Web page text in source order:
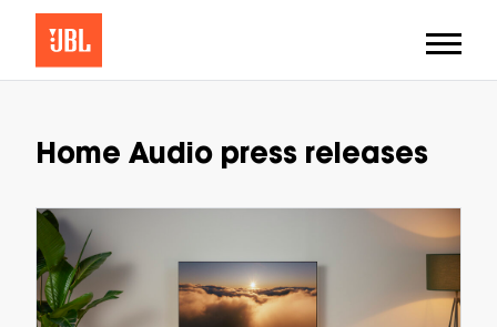
Home Audio press releases